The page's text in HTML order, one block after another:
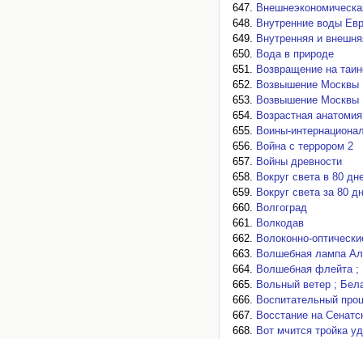
Внутренние воды
Внутренняя и
Вода в природе
Возвращение на
Возвышение Москвы
Возвышение Москвы
Возрастная
Воины-
Война с террором 2
Войны древности
Вокруг света в 80
Вокруг света за 80
Волгоград
Волкодав
Волоконно-
Волшебная лампа
Волшебная флейта ;
Вольный ветер ;
Воспитательный
Восстание на
Вот мчится тройка